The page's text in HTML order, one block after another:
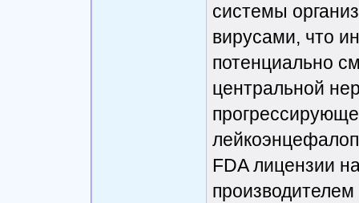
системы
вирусами, что
потенциально
центральной
FDA лицензии